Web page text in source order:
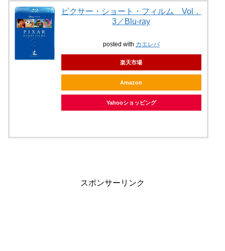
ピクサー・ショート・フィルム Vol．
3／Blu-ray
posted with カエレバ
楽天市場
Amazon
Yahooショッピング
スポンサーリンク